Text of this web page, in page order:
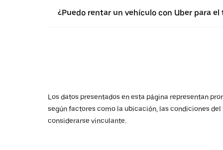
¿Puedo rentar un vehículo con Uber para
Los datos presentados en esta página representan
según factores como la ubicación, las condiciones
considerarse vinculante.